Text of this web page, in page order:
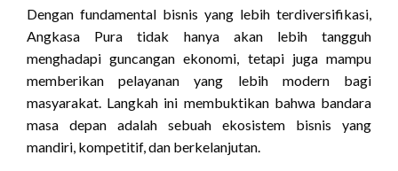
Dengan fundamental bisnis yang lebih terdiversifikasi,
Angkasa Pura tidak hanya akan lebih tangguh
menghadapi guncangan ekonomi, tetapi juga mampu
memberikan pelayanan yang lebih modern bagi
masyarakat. Langkah ini membuktikan bahwa bandara
masa depan adalah sebuah ekosistem bisnis yang
mandiri, kompetitif, dan berkelanjutan.